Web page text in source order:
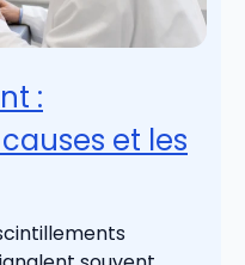
:
et les